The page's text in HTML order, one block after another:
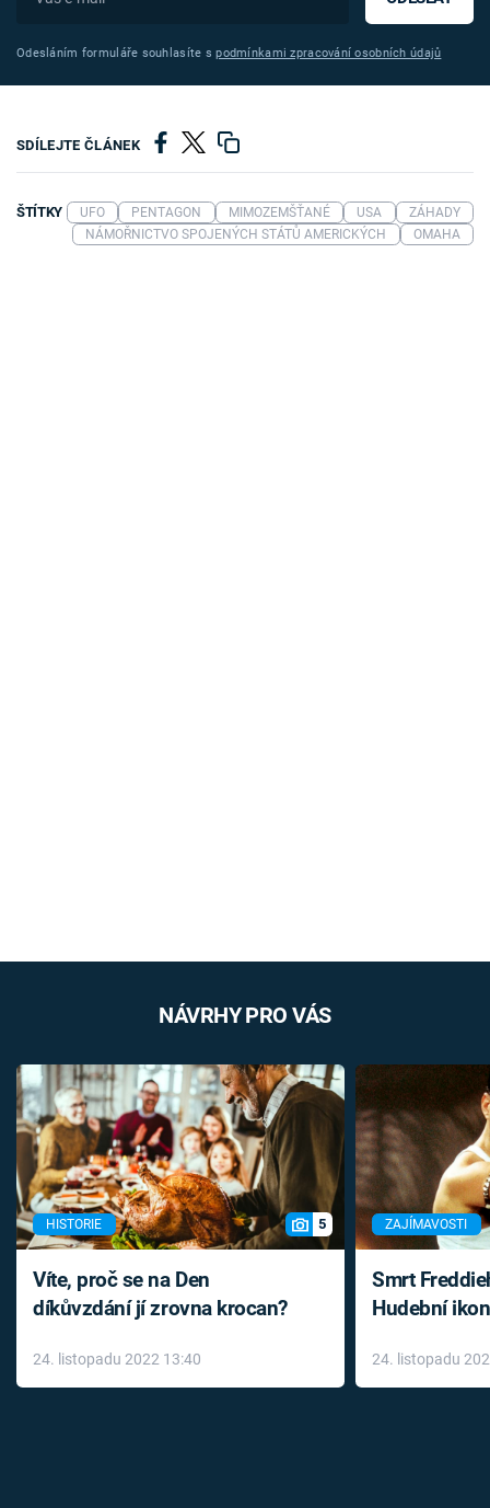
Odesláním formuláře souhlasíte spodmínkami zpracování osobních údajů
SDÍLEJTE ČLÁNEK
ŠTÍTKY UFO PENTAGON MIMOZEMŠŤANÉ USA
ZÁHADY
NÁMOŘNICTVO SPOJENÝCH STÁTŮ AMERICKÝCH
OMAHA
NÁVRHY PRO VÁS
HISTORIE 5
Víte, proč se na Den
díkůvzdání jí zrovna krocan?
24. listopadu 2022 13:40
ZAJÍMAVOSTI
Smrt
Hudební
léky
24. listopadu